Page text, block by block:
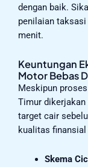
dengan baik.
penilaian
menit.
Keuntungan
Motor Bebas
Meskipun proses
Timur dikerjakan
target cair
kualitas finansial
Skema